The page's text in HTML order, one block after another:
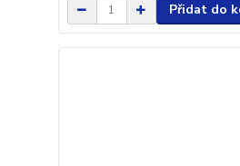
Přidat do